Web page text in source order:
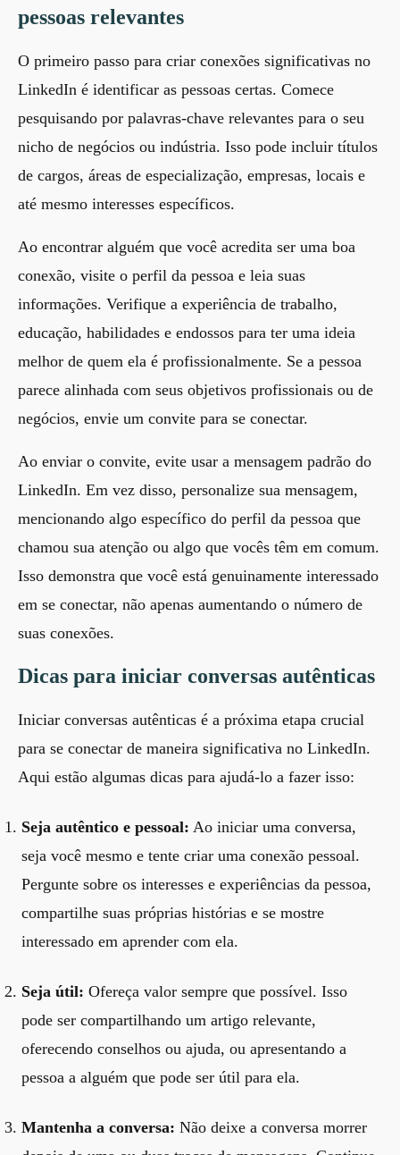
pessoas relevantes
O primeiro passo para criar conexões significativas no
LinkedIn é identificar as pessoas certas. Comece
pesquisando por palavras-chave relevantes para o seu
nicho de negócios ou indústria. Isso pode incluir títulos
de cargos, áreas de especialização, empresas, locais e
até mesmo interesses específicos.
Ao encontrar alguém que você acredita ser uma boa
conexão, visite o perfil da pessoa e leia suas
informações. Verifique a experiência de trabalho,
educação, habilidades e endossos para ter uma ideia
melhor de quem ela é profissionalmente. Se a pessoa
parece alinhada com seus objetivos profissionais ou de
negócios, envie um convite para se conectar.
Ao enviar o convite, evite usar a mensagem padrão do
LinkedIn. Em vez disso, personalize sua mensagem,
mencionando algo específico do perfil da pessoa que
chamou sua atenção ou algo que vocês têm em comum.
Isso demonstra que você está genuinamente interessado
em se conectar, não apenas aumentando o número de
suas conexões.
Dicas para iniciar conversas autênticas
Iniciar conversas autênticas é a próxima etapa crucial
para se conectar de maneira significativa no LinkedIn.
Aqui estão algumas dicas para ajudá-lo a fazer isso:
Seja autêntico e pessoal: Ao iniciar uma conversa,
seja você mesmo e tente criar uma conexão pessoal.
Pergunte sobre os interesses e experiências da pessoa,
compartilhe suas próprias histórias e se mostre
interessado em aprender com ela.
Seja útil: Ofereça valor sempre que possível. Isso
pode ser compartilhando um artigo relevante,
oferecendo conselhos ou ajuda, ou apresentando a
pessoa a alguém que pode ser útil para ela.
Mantenha a conversa: Não deixe a conversa morrer